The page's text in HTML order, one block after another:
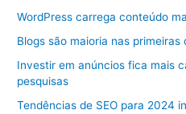
WordPress carrega conteúdo
Blogs são maioria nas
Investir em anúncios fica mais
pesquisas
Tendências de SEO para 2024